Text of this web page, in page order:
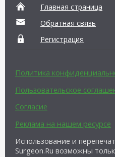
Главная страница
Обратная связь
Регистрация
Политика
Пользовательское
Согласие
Реклама на нашем ресурсе
Использование и
Surgeon.Ru возможны